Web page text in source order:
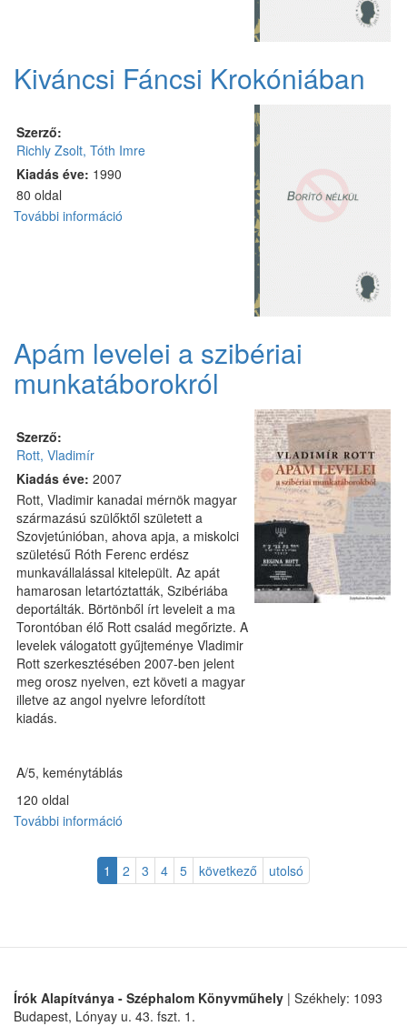
tartalommal
kapcsolatosan
Kiváncsi Fáncsi Krokóniában
Szerző:
Richly Zsolt, Tóth Imre
Kiadás éve: 1990
80 oldal
További információ
Apám levelei a szibériai
munkatáborokról
Szerző:
Rott, Vladimír
Kiadás éve: 2007
Rott, Vladimir kanadai mérnök magyar
származású szülőktől született a
Szovjetúnióban, ahova apja, a miskolci
születésű Róth Ferenc erdész
munkavállalással kitelepült. Az apát
hamarosan letartóztatták, Szibériába
deportálták. Börtönből írt leveleit a ma
Torontóban élő Rott család megőrizte. A
levelek válogatott gyűjteménye Vladimir
Rott szerkesztésében 2007-ben jelent
meg orosz nyelven, ezt követi a magyar
illetve az angol nyelvre lefordított
kiadás.
A/5, keménytáblás
120 oldal
További információ
a
szibériai
1 2 3 4 5 következő utolsó
Írók Alapítványa - Széphalom Könyvműhely | Székhely: 1093
Budapest, Lónyay u. 43. fszt. 1.